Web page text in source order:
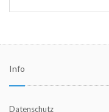
Info
Datenschutz